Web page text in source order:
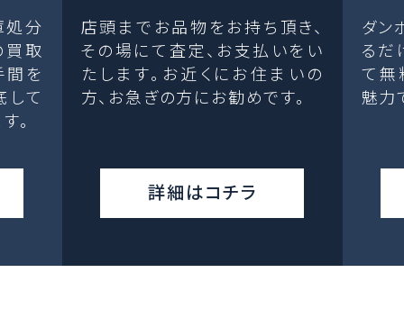
処分
取
間を
して
。
店頭までお品物をお持ち頂き、
その場にて査定、お支払いをい
たします。お近くにお住まいの
方、お急ぎの方にお勧めです。
詳細はコチラ
ダン
るだ
て無
魅力